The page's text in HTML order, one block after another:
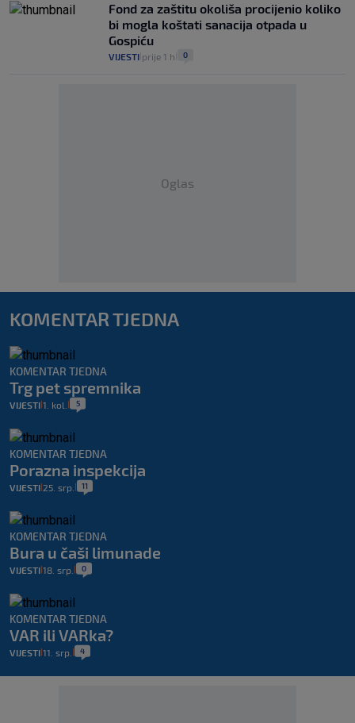
Fond za zaštitu okoliša procijenio koliko
bi mogla koštati sanacija otpada u
Gospiću
VIJESTI prije 1 h 0
Oglas
KOMENTAR TJEDNA
KOMENTAR TJEDNA
Trg pet spremnika
VIJESTI 1. kol. 5
KOMENTAR TJEDNA
Porazna inspekcija
VIJESTI 25. srp. 11
KOMENTAR TJEDNA
Bura u čaši limunade
VIJESTI 18. srp. 0
KOMENTAR TJEDNA
VAR ili VARka?
VIJESTI 11. srp. 4